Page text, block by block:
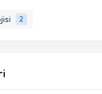
2
e-posta ile
işlenmesine ilişkin